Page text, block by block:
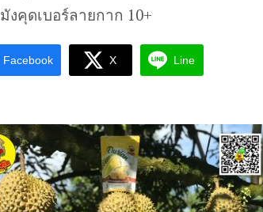
มังคุดเบอร์ลายกาก 10+
Facebook X Line